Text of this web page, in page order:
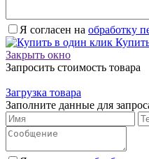
Я согласен на обработку
Закрыть окно
Запросить стоимость товара
Загрузка товара
Заполните данные для